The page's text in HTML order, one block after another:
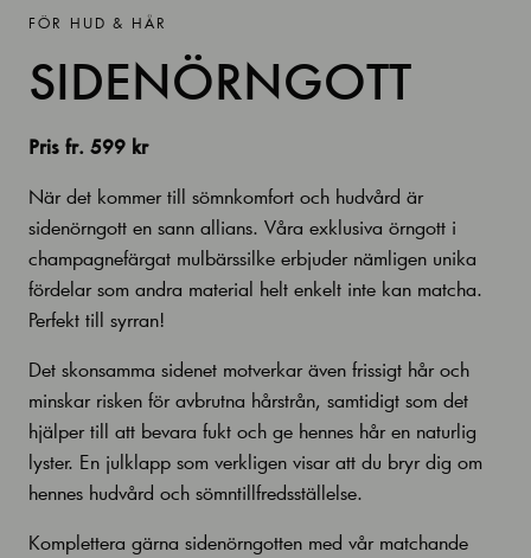
FÖR HUD & HÅR
SIDENÖRNGOTT
Pris fr. 599 kr
När det kommer till sömnkomfort och hudvård är
sidenörngott en sann allians. Våra exklusiva örngott i
champagnefärgat mulbärssilke erbjuder nämligen unika
fördelar som andra material helt enkelt inte kan matcha.
Perfekt till syrran!
Det skonsamma sidenet motverkar även frissigt hår och
minskar risken för avbrutna hårstrån, samtidigt som det
hjälper till att bevara fukt och ge hennes hår en naturlig
lyster. En julklapp som verkligen visar att du bryr dig om
hennes hudvård och sömntillfredsställelse.
Komplettera gärna sidenörngotten med vår matchande